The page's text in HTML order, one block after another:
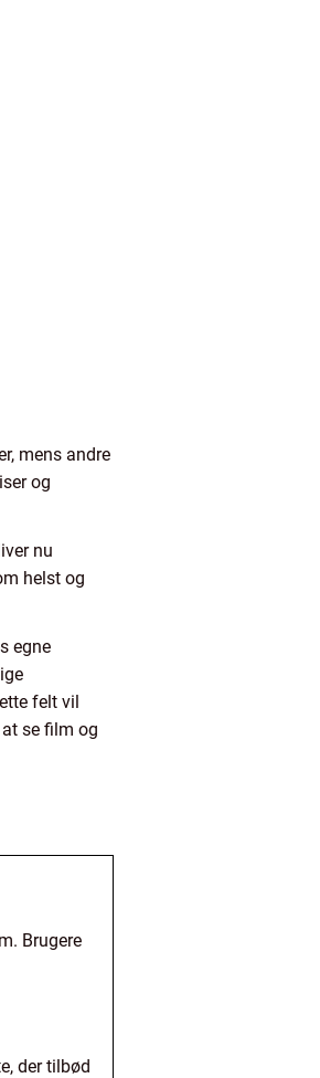
mens andre
og
nu
helst og
egne
felt vil
se film og
Brugere
der tilbød